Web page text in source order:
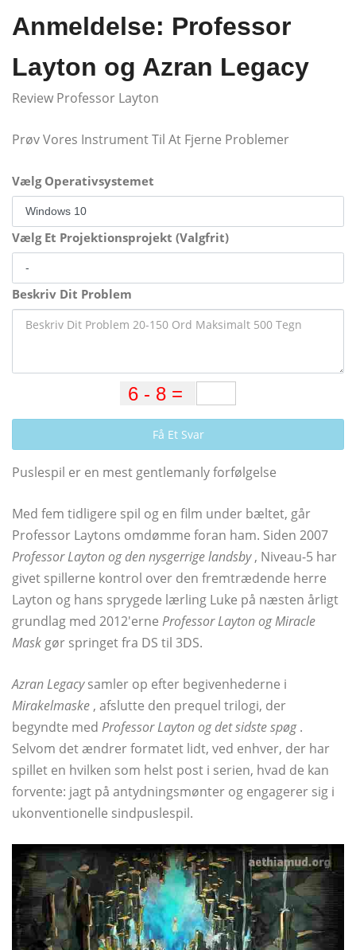
Anmeldelse: Professor
Layton og Azran Legacy
Review Professor Layton
Prøv Vores Instrument Til At Fjerne Problemer
Vælg Operativsystemet
Vælg Et Projektionsprojekt (Valgfrit)
Beskriv Dit Problem
Få Et Svar
Puslespil er en mest gentlemanly forfølgelse
Med fem tidligere spil og en film under bæltet, går
Professor Laytons omdømme foran ham. Siden 2007
Professor Layton og den nysgerrige landsby, Niveau-5 har
givet spillerne kontrol over den fremtrædende herre
Layton og hans sprygede lærling Luke på næsten årligt
grundlag med 2012'erne Professor Layton og Miracle
Mask gør springet fra DS til 3DS.
Azran Legacysamler op efter begivenhederne i
Mirakelmaske , afslutte den prequel trilogi, der
begyndte med Professor Layton og det sidste spøg.
Selvom det ændrer formatet lidt, ved enhver, der har
spillet en hvilken som helst post i serien, hvad de kan
forvente: jagt på antydningsmønter og engagerer sig i
ukonventionelle sindpuslespil.